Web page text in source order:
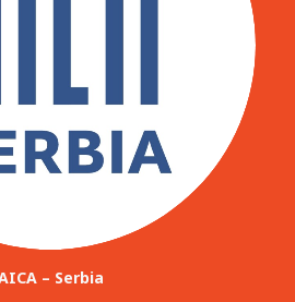
– Serbia